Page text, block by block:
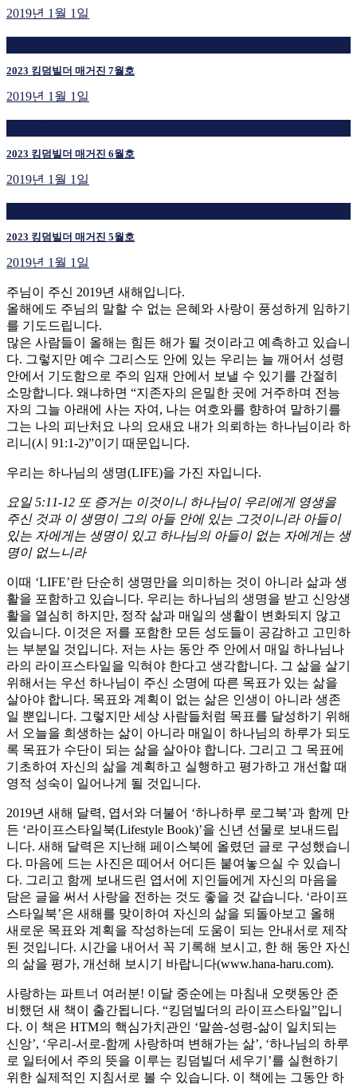
2019년 1월 1일
2023 킹덤빌더 매거진 7월호
2019년 1월 1일
2023 킹덤빌더 매거진 6월호
2019년 1월 1일
2023 킹덤빌더 매거진 5월호
2019년 1월 1일
주님이 주신 2019년 새해입니다.
올해에도 주님의 말할 수 없는 은혜와 사랑이 풍성하게 임하기
를 기도드립니다.
많은 사람들이 올해는 힘든 해가 될 것이라고 예측하고 있습니
다. 그렇지만 예수 그리스도 안에 있는 우리는 늘 깨어서 성령
안에서 기도함으로 주의 임재 안에서 보낼 수 있기를 간절히
소망합니다. 왜냐하면 “지존자의 은밀한 곳에 거주하며 전능
자의 그늘 아래에 사는 자여, 나는 여호와를 향하여 말하기를
그는 나의 피난처요 나의 요새요 내가 의뢰하는 하나님이라 하
리니(시 91:1-2)”이기 때문입니다.
우리는 하나님의 생명(LIFE)을 가진 자입니다.
요일 5:11-12 또 증거는 이것이니 하나님이 우리에게 영생을
주신 것과 이 생명이 그의 아들 안에 있는 그것이니라 아들이
있는 자에게는 생명이 있고 하나님의 아들이 없는 자에게는 생
명이 없느니라
이때 ‘LIFE’란 단순히 생명만을 의미하는 것이 아니라 삶과 생
활을 포함하고 있습니다. 우리는 하나님의 생명을 받고 신앙생
활을 열심히 하지만, 정작 삶과 매일의 생활이 변화되지 않고
있습니다. 이것은 저를 포함한 모든 성도들이 공감하고 고민하
는 부분일 것입니다. 저는 사는 동안 주 안에서 매일 하나님나
라의 라이프스타일을 익혀야 한다고 생각합니다. 그 삶을 살기
위해서는 우선 하나님이 주신 소명에 따른 목표가 있는 삶을
살아야 합니다. 목표와 계획이 없는 삶은 인생이 아니라 생존
일 뿐입니다. 그렇지만 세상 사람들처럼 목표를 달성하기 위해
서 오늘을 희생하는 삶이 아니라 매일이 하나님의 하루가 되도
록 목표가 수단이 되는 삶을 살아야 합니다. 그리고 그 목표에
기초하여 자신의 삶을 계획하고 실행하고 평가하고 개선할 때
영적 성숙이 일어나게 될 것입니다.
2019년 새해 달력, 엽서와 더불어 ‘하나하루 로그북’과 함께 만
든 ‘라이프스타일북(Lifestyle Book)’을 신년 선물로 보내드립
니다. 새해 달력은 지난해 페이스북에 올렸던 글로 구성했습니
다. 마음에 드는 사진은 떼어서 어디든 붙여놓으실 수 있습니
다. 그리고 함께 보내드린 엽서에 지인들에게 자신의 마음을
담은 글을 써서 사랑을 전하는 것도 좋을 것 같습니다. ‘라이프
스타일북’은 새해를 맞이하여 자신의 삶을 되돌아보고 올해
새로운 목표와 계획을 작성하는데 도움이 되는 안내서로 제작
된 것입니다. 시간을 내어서 꼭 기록해 보시고, 한 해 동안 자신
의 삶을 평가, 개선해 보시기 바랍니다(www.hana-haru.com).
사랑하는 파트너 여러분! 이달 중순에는 마침내 오랫동안 준
비했던 새 책이 출간됩니다. “킹덤빌더의 라이프스타일”입니
다. 이 책은 HTM의 핵심가치관인 ‘말씀-성령-삶이 일치되는
신앙’, ‘우리-서로-함께 사랑하며 변해가는 삶’, ‘하나님의 하루
로 일터에서 주의 뜻을 이루는 킹덤빌더 세우기’를 실현하기
위한 실제적인 지침서로 볼 수 있습니다. 이 책에는 그동안 하